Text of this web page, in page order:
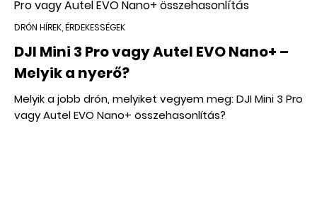
DRÓN HÍREK, ÉRDEKESSÉGEK
DJI Mini 3 Pro vagy Autel EVO Nano+ –
Melyik a nyerő?
Melyik a jobb drón, melyiket vegyem meg: DJI Mini 3 Pro
vagy Autel EVO Nano+ összehasonlítás?